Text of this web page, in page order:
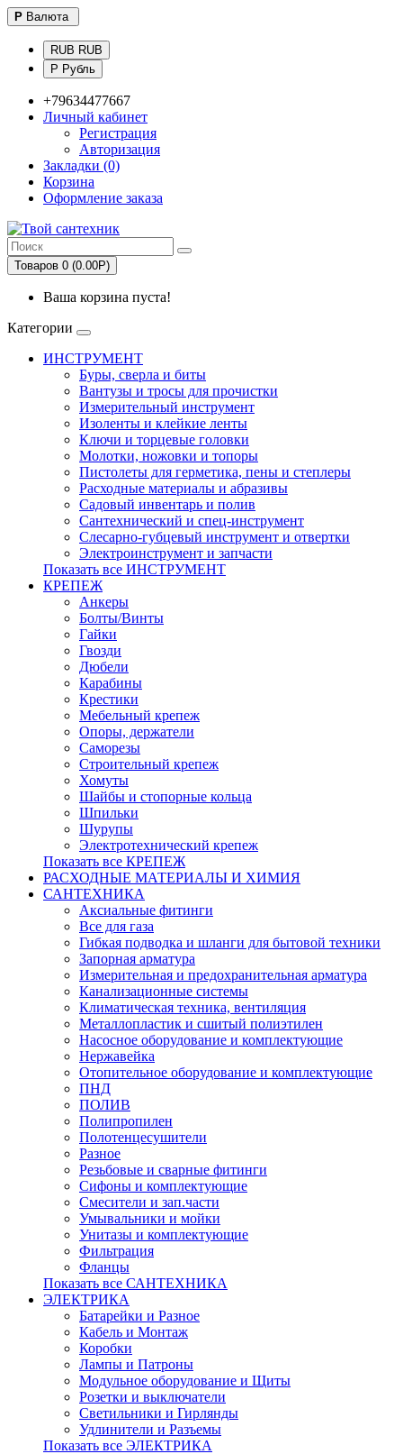
Р Валюта
RUB RUB
Р Рубль
+79634477667
Личный кабинет
Регистрация
Авторизация
Закладки (0)
Корзина
Оформление заказа
Товаров 0 (0.00Р)
Ваша корзина пуста!
Категории
ИНСТРУМЕНТ
Буры, сверла и биты
Вантузы и тросы для прочистки
Измерительный инструмент
Изоленты и клейкие ленты
Ключи и торцевые головки
Молотки, ножовки и топоры
Пистолеты для герметика, пены и степлеры
Расходные материалы и абразивы
Садовый инвентарь и полив
Сантехнический и спец-инструмент
Слесарно-губцевый инструмент и отвертки
Электроинструмент и запчасти
Показать все ИНСТРУМЕНТ
КРЕПЕЖ
Анкеры
Болты/Винты
Гайки
Гвозди
Дюбели
Карабины
Крестики
Мебельный крепеж
Опоры, держатели
Саморезы
Строительный крепеж
Хомуты
Шайбы и стопорные кольца
Шпильки
Шурупы
Электротехнический крепеж
Показать все КРЕПЕЖ
РАСХОДНЫЕ МАТЕРИАЛЫ И ХИМИЯ
САНТЕХНИКА
Аксиальные фитинги
Все для газа
Гибкая подводка и шланги для бытовой техники
Запорная арматура
Измерительная и предохранительная арматура
Канализационные системы
Климатическая техника, вентиляция
Металлопластик и сшитый полиэтилен
Насосное оборудование и комплектующие
Нержавейка
Отопительное оборудование и комплектующие
ПНД
ПОЛИВ
Полипропилен
Полотенцесушители
Разное
Резьбовые и сварные фитинги
Сифоны и комплектующие
Смесители и зап.части
Умывальники и мойки
Унитазы и комплектующие
Фильтрация
Фланцы
Показать все САНТЕХНИКА
ЭЛЕКТРИКА
Батарейки и Разное
Кабель и Монтаж
Коробки
Лампы и Патроны
Модульное оборудование и Щиты
Розетки и выключатели
Светильники и Гирлянды
Удлинители и Разъемы
Показать все ЭЛЕКТРИКА